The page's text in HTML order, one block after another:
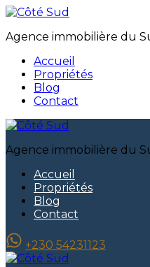
Agence immobilière du
Accueil
Propriétés
Blog
Contact
Agence immobilière du
Accueil
Propriétés
Blog
Contact
+230 54231123